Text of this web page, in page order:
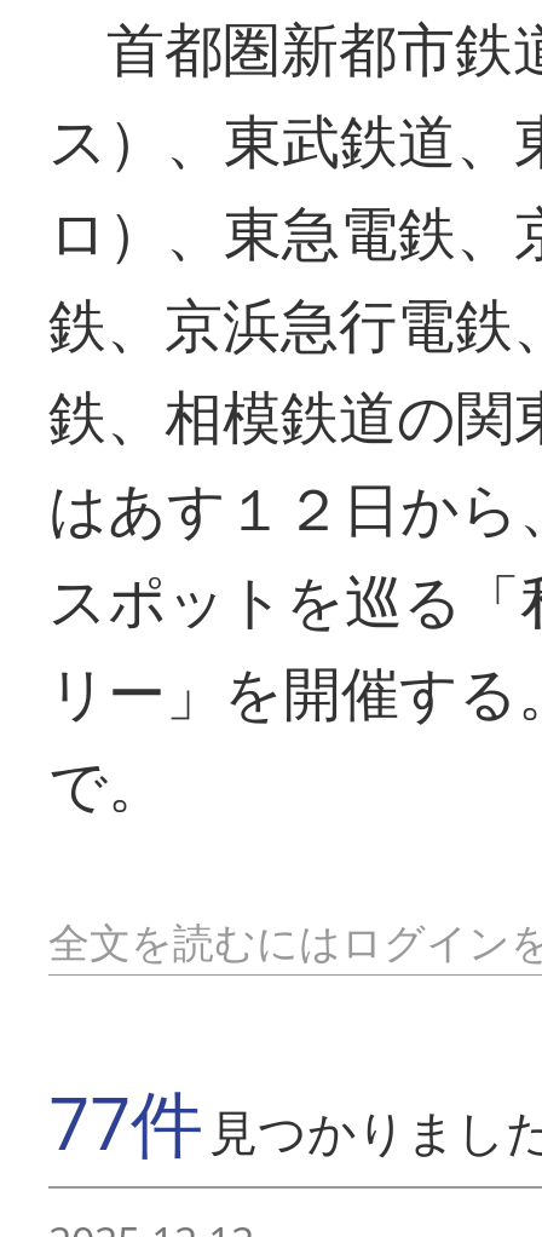
首都圏新都市鉄
ス）、東武鉄道
ロ）、東急電鉄
鉄、京浜急行電鉄
鉄、相模鉄道の関
はあす１２日か
スポットを巡る
リー」を開催す
で。
全文を読むにはログイン
77件 見つかりまし